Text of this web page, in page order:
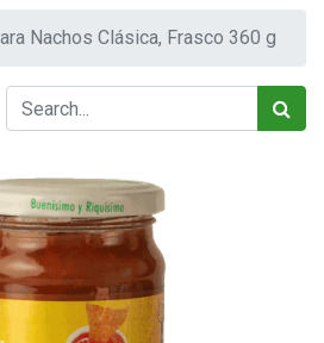
Nachos Clásica, Frasco 360 g